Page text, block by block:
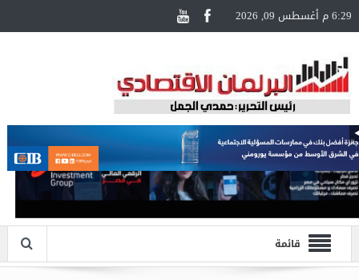
6:29 م أغسطس 09, 2026
قائمة